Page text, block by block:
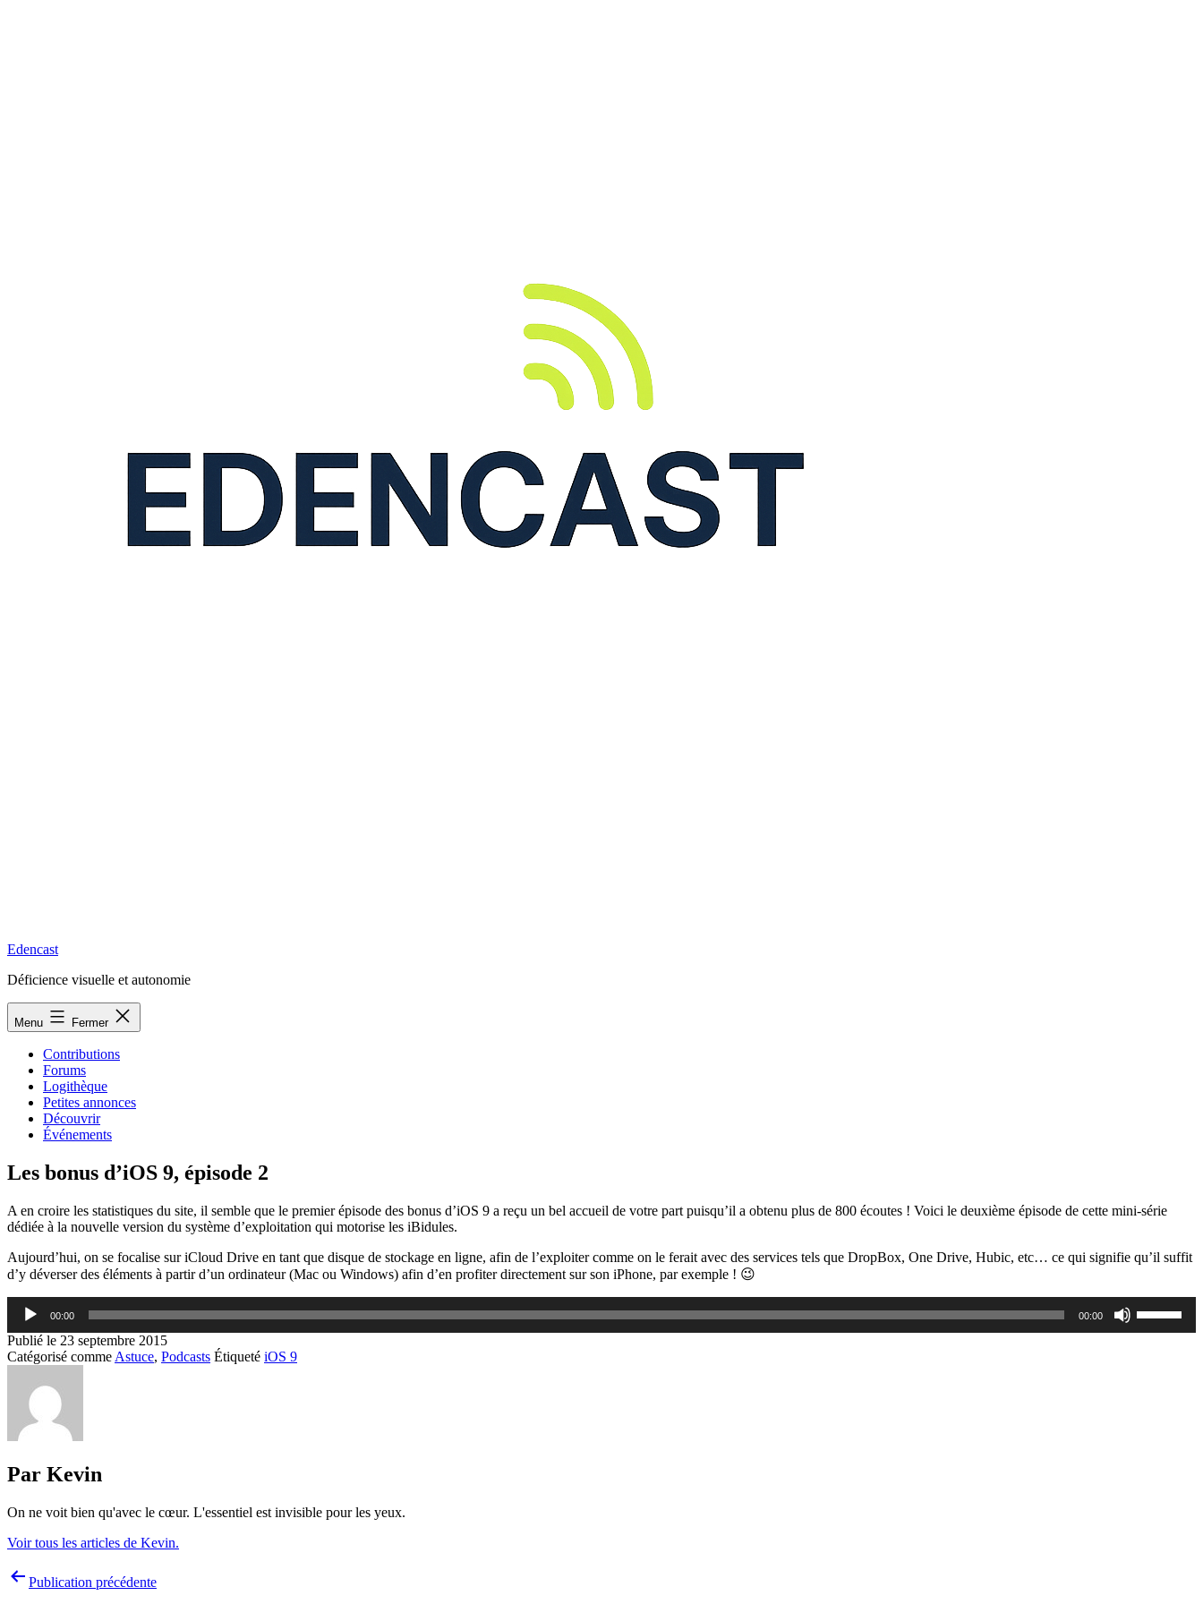
Edencast
Déficience visuelle et autonomie
Menu Fermer
Contributions
Forums
Logithèque
Petites annonces
Découvrir
Événements
Les bonus d’iOS 9, épisode 2
A en croire les statistiques du site, il semble que le premier épisode des bonus d’iOS 9 a reçu un bel accueil de votre part puisqu’il a obtenu plus de 800 écoutes ! Voici le deuxième épisode de cette mini-série
dédiée à la nouvelle version du système d’exploitation qui motorise les iBidules.
Aujourd’hui, on se focalise sur iCloud Drive en tant que disque de stockage en ligne, afin de l’exploiter comme on le ferait avec des services tels que DropBox, One Drive, Hubic, etc… ce qui signifie qu’il suffit
d’y déverser des éléments à partir d’un ordinateur (Mac ou Windows) afin d’en profiter directement sur son iPhone, par exemple ! 😉
Lecteur
audio
00:00 00:00
les
flèches
Publié le 23 septembre 2015
Catégorisé comme Astuce, Podcasts Étiqueté iOS 9
Par Kevin
On ne voit bien qu'avec le cœur. L'essentiel est invisible pour les yeux.
Voir tous les articles de Kevin.
Navigation
Publication précédente